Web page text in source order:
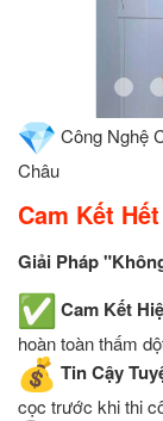
Công Nghệ
Châu
Cam Kết
Giải Pháp
Cam Kết
hoàn toàn thấm
Tin Cậy
cọc trước khi thi